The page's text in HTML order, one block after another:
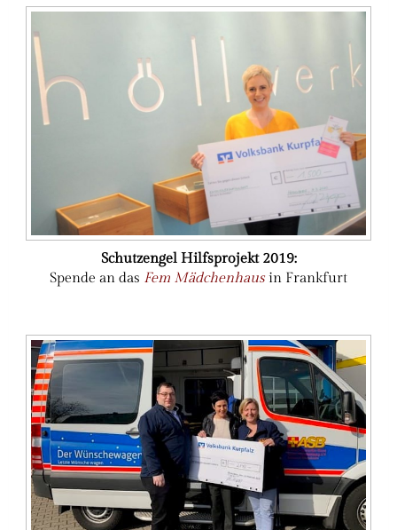
Schutzengel Hilfsprojekt 2019:
Spende an das Fem Mädchenhaus in Frankfurt